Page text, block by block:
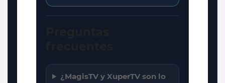
¿MagisTV y XuperTV son lo